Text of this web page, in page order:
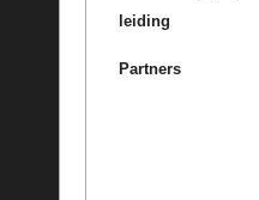
leiding
Partners